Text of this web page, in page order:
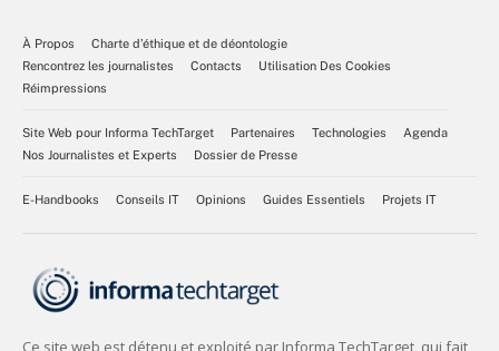
À Propos
Charte d’éthique et de déontologie
Rencontrez les journalistes
Contacts
Utilisation Des Cookies
Réimpressions
Site Web pour Informa TechTarget Partenaires Technologies
Agenda
Nos Journalistes et Experts
Dossier de Presse
E-Handbooks Conseils IT Opinions Guides Essentiels Projets IT